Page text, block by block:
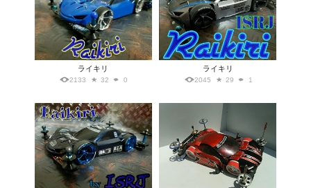
ライキリ
2133 32 0
ライキリ
2045 29 1